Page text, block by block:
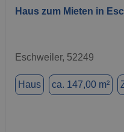
Haus zum Mieten in
Eschweiler, 52249
Haus ca. 147,00 m²